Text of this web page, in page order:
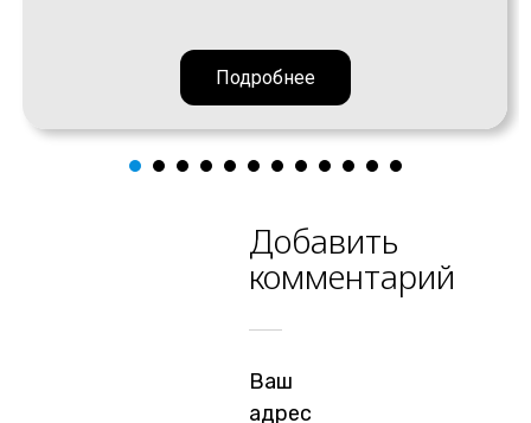
Подробнее
Добавить
комментарий
Ваш
адрес